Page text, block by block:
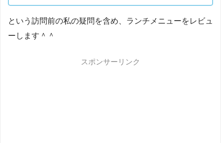
という訪問前の私の疑問を含め、ランチメニューをレビュ
ーします＾＾
スポンサーリンク